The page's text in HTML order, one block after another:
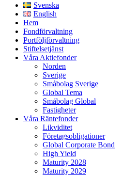
Svenska
English
Hem
Fondförvaltning
Portföljförvaltning
Stiftelsetjänst
Våra Aktiefonder
Norden
Sverige
Småbolag Sverige
Global Tema
Småbolag Global
Fastigheter
Våra Räntefonder
Likviditet
Företagsobligationer
Global Corporate Bond
High Yield
Maturity 2028
Maturity 2029